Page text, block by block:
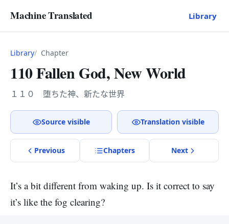
Machine Translated Library
Library Chapter
110 Fallen God, New World
１１０ 堕ちた神、新たな世界
Source visible Translation visible
Previous Chapters Next
It’s a bit different from waking up. Is it correct to say
it’s like the fog clearing?